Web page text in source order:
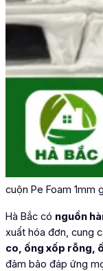
cuộn Pe Foam 1mm
Hà Bắc có nguồn
xuất hóa đơn, cung
co, ống xốp rỗng,
đảm bảo đáp ứng